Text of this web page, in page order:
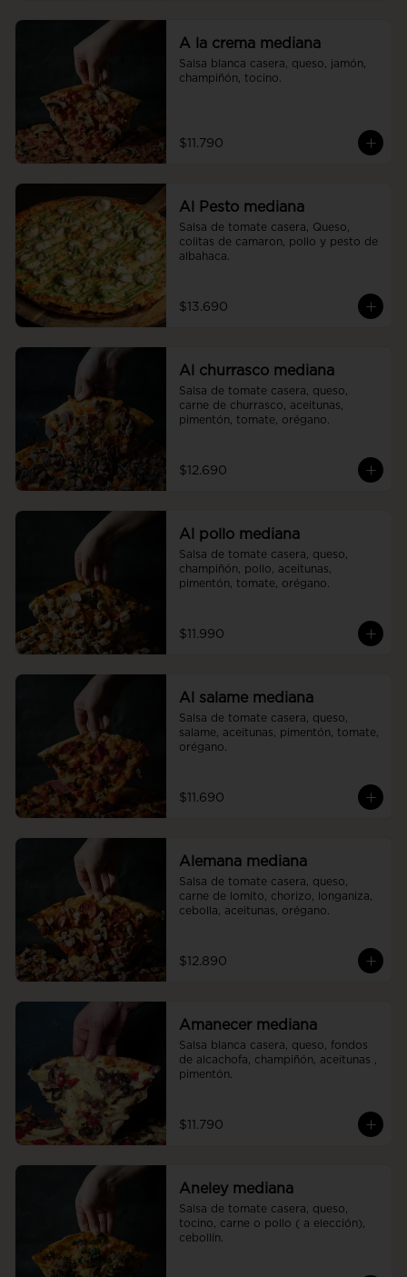
A la crema mediana
Salsa blanca casera, queso, jamón,
champiñón, tocino.
$11.790
Al Pesto mediana
Salsa de tomate casera, Queso,
colitas de camaron, pollo y pesto de
albahaca.
$13.690
Al churrasco mediana
Salsa de tomate casera, queso,
carne de churrasco, aceitunas,
pimentón, tomate, orégano.
$12.690
Al pollo mediana
Salsa de tomate casera, queso,
champiñón, pollo, aceitunas,
pimentón, tomate, orégano.
$11.990
Al salame mediana
Salsa de tomate casera, queso,
salame, aceitunas, pimentón, tomate,
orégano.
$11.690
Alemana mediana
Salsa de tomate casera, queso,
carne de lomito, chorizo, longaniza,
cebolla, aceitunas, orégano.
$12.890
Amanecer mediana
Salsa blanca casera, queso, fondos
de alcachofa, champiñón, aceitunas ,
pimentón.
$11.790
Aneley mediana
Salsa de tomate casera, queso,
tocino, carne o pollo ( a elección),
cebollín.